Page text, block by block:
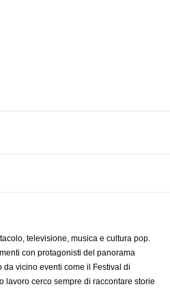
televisione, musica e cultura pop.
con protagonisti del panorama
vicino eventi come il Festival di
lavoro cerco sempre di raccontare storie